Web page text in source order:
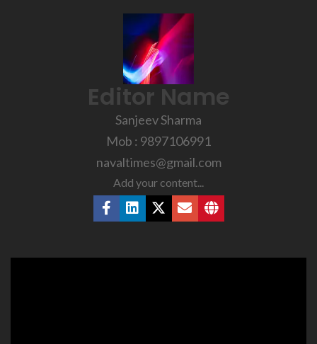
Editor Name
Sanjeev Sharma
Mob : 9897106991
navaltimes@gmail.com
Add your content...